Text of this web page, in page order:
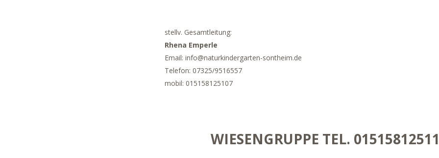
stellv. Gesamtleitung:
Rhena Emperle
Email: info@naturkindergarten-sontheim.de
Telefon: 07325/9516557
mobil: 015158125107
WIESENGRUPPE TEL.